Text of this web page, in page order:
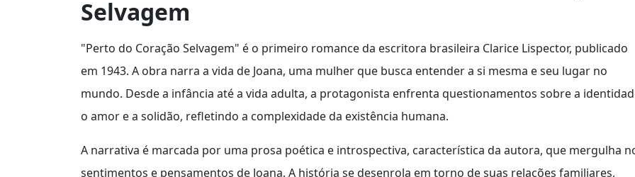
Selvagem
"Perto do Coração Selvagem" é o primeiro romance da escritora brasileira Clarice Lispector, publicado
em 1943. A obra narra a vida de Joana, uma mulher que busca entender a si mesma e seu lugar no
mundo. Desde a infância até a vida adulta, a protagonista enfrenta questionamentos sobre a
o amor e a solidão, refletindo a complexidade da existência humana.
A narrativa é marcada por uma prosa poética e introspectiva, característica da autora, que mergulha
sentimentos e pensamentos de Joana. A história se desenrola em torno de suas relações familiares,